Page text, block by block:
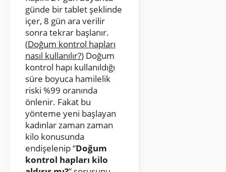
günde bir tablet şeklinde
içer, 8 gün ara verilir
sonra tekrar başlanır.
(Doğum kontrol hapları
nasıl kullanılır?) Doğum
kontrol hapı kullanıldığı
süre boyuca hamilelik
riski %99 oranında
önlenir. Fakat bu
yönteme yeni başlayan
kadınlar zaman zaman
kilo konusunda
endişelenip “Doğum
kontrol hapları kilo